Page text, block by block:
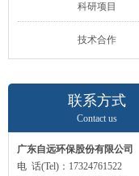
科研项目
技术合作
联系方式
Contact us
广东自远环保股份有限公司
电 话(Tel)：17324761522